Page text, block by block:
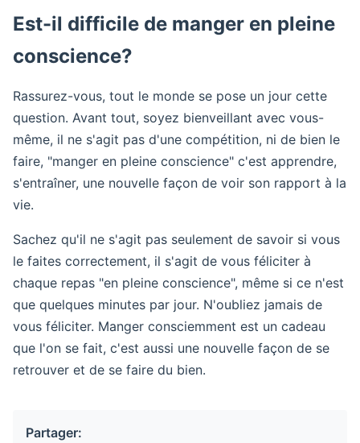
Est-il difficile de manger en pleine
conscience?
Rassurez-vous, tout le monde se pose un jour cette
question. Avant tout, soyez bienveillant avec vous-
même, il ne s'agit pas d'une compétition, ni de bien le
faire, "manger en pleine conscience" c'est apprendre,
s'entraîner, une nouvelle façon de voir son rapport à la
vie.
Sachez qu'il ne s'agit pas seulement de savoir si vous
le faites correctement, il s'agit de vous féliciter à
chaque repas "en pleine conscience", même si ce n'est
que quelques minutes par jour. N'oubliez jamais de
vous féliciter. Manger consciemment est un cadeau
que l'on se fait, c'est aussi une nouvelle façon de se
retrouver et de se faire du bien.
Partager: